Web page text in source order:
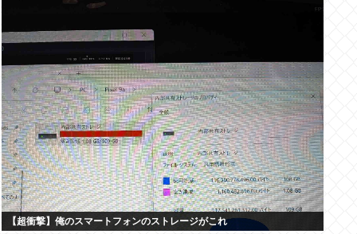
【超衝撃】俺のスマートフォンのストレージがこれ